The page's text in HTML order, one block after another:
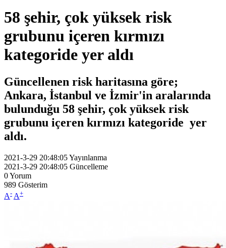
58 şehir, çok yüksek risk
grubunu içeren kırmızı
kategoride yer aldı
Güncellenen risk haritasına göre;
Ankara, İstanbul ve İzmir'in aralarında
bulunduğu 58 şehir, çok yüksek risk
grubunu içeren kırmızı kategoride yer
aldı.
2021-3-29 20:48:05Yayınlanma
2021-3-29 20:48:05 Güncelleme
0Yorum
989 Gösterim
A- A+